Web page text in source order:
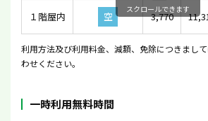
１階屋内 空 3,770
スクロールできます
利用方法及び利用料金、減額、免除につきまし
わせください。
一時利用無料時間